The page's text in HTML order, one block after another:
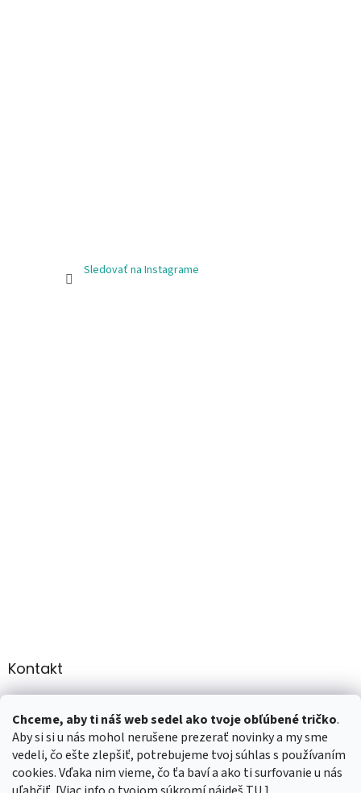
Chceme, aby ti náš web sedel ako tvoje obľúbené tričko.
Aby si si u nás mohol nerušene prezerať novinky a my sme
vedeli, čo ešte zlepšiť, potrebujeme tvoj súhlas s používaním
cookies. Vďaka nim vieme, čo ťa baví a ako ti surfovanie u nás
Sledovať na Instagrame
Kontakt
+421 907947783